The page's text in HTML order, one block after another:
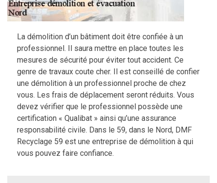
La démolition d’un bâtiment doit être confiée à un
professionnel. Il saura mettre en place toutes les
mesures de sécurité pour éviter tout accident. Ce
genre de travaux coute cher. Il est conseillé de confier
une démolition à un professionnel proche de chez
vous. Les frais de déplacement seront réduits. Vous
devez vérifier que le professionnel possède une
certification « Qualibat » ainsi qu’une assurance
responsabilité civile. Dans le 59, dans le Nord, DMF
Recyclage 59 est une entreprise de démolition à qui
vous pouvez faire confiance.